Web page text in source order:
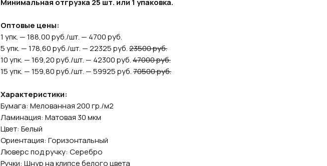
Минимальная отгрузка 25 шт. или 1 упаковка.
Оптовые цены:
1 упк. — 188,00 руб./шт. — 4700 руб.
5 упк. — 178,60 руб./шт. — 22325 руб.23500 руб.
10 упк. — 169,20 руб./шт. — 42300 руб.47000 руб.
15 упк. — 159,80 руб./шт. — 59925 руб.70500 руб.
Характеристики:
Бумага: Мелованная 200 гр./м2
Ламинация: Матовая 30 мкм
Цвет: Белый
Ориентация: Горизонтальный
Люверс под ручку: Серебро
Ручки: Шнур на клипсе белого цвета